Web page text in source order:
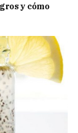
y cómo